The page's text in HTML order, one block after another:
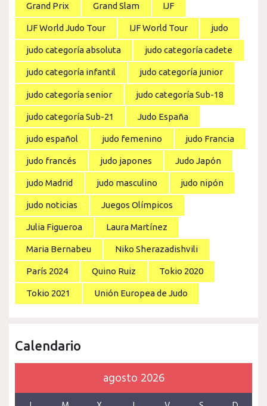
Grand Prix Grand Slam IJF
IJF World Judo Tour IJF World Tour judo
judo categoría absoluta judo categoría cadete
judo categoría infantil judo categoría junior
judo categoría senior judo categoría Sub-18
judo categoría Sub-21 Judo España
judo español judo femenino judo Francia
judo francés judo japones Judo Japón
judo Madrid judo masculino judo nipón
judo noticias Juegos Olímpicos
Julia Figueroa Laura Martínez
Maria Bernabeu Niko Sherazadishvili
París 2024 Quino Ruiz Tokio 2020
Tokio 2021 Unión Europea de Judo
Calendario
agosto 2026